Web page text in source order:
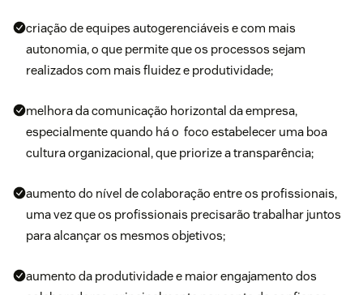
criação de equipes autogerenciáveis e com mais
autonomia, o que permite que os processos sejam
realizados com mais fluidez e produtividade;
melhora da comunicação horizontal da empresa,
especialmente quando há o foco estabelecer uma boa
cultura organizacional, que priorize a transparência;
aumento do nível de colaboração entre os profissionais,
uma vez que os profissionais precisarão trabalhar juntos
para alcançar os mesmos objetivos;
aumento da produtividade e maior engajamento dos